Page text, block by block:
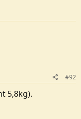
#92
5,8kg).